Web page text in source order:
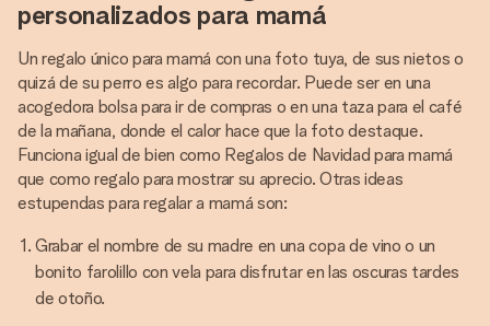
personalizados para mamá
Un regalo único para mamá con una foto tuya, de sus nietos o
quizá de su perro es algo para recordar. Puede ser en una
acogedora bolsa para ir de compras o en una taza para el café
de la mañana, donde el calor hace que la foto destaque.
Funciona igual de bien como Regalos de Navidad para mamá
que como regalo para mostrar su aprecio. Otras ideas
estupendas para regalar a mamá son:
Grabar el nombre de su madre en una copa de vino o un
bonito farolillo con vela para disfrutar en las oscuras tardes
de otoño.